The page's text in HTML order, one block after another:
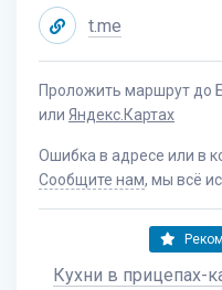
t.me
Проложить маршрут до
или Яндекс.Картах
Ошибка в адресе или в
Сообщите нам, мы всё
Кухни в прицепах-